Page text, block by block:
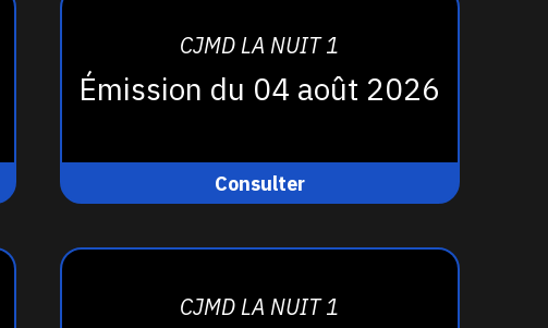
CJMD LA NUIT 1
Émission du 04 août 2026
Consulter
CJMD LA NUIT 1